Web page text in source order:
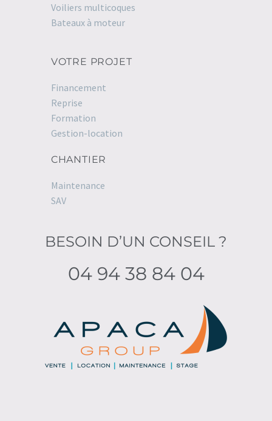
Voiliers multicoques
Bateaux à moteur
VOTRE PROJET
Financement
Reprise
Formation
Gestion-location
CHANTIER
Maintenance
SAV
BESOIN D’UN CONSEIL ?
04 94 38 84 04